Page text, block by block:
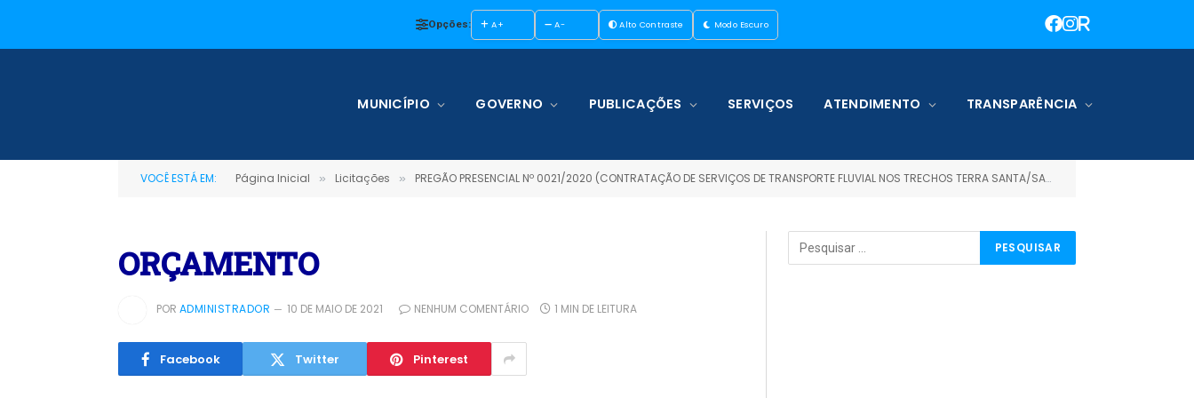
Opções: A+ A- Alto Contraste Modo Escuro
MUNICÍPIO GOVERNO PUBLICAÇÕES SERVIÇOS ATENDIMENTO TRANSPARÊNCIA
VOCÊ ESTÁ EM: Página Inicial » Licitações » PREGÃO PRESENCIAL Nº 0021/2020 (CONTRATAÇÃO DE SERVIÇOS DE TRANSPORTE FLUVIAL NOS TRECHOS TERRA SANTA/SANTARÉM/TERRA SANTA, TERRA SANTA/PARINTINS/TERRA SANTA, TERRA SANTA/JURUTI/TERRA SANTA E TERRA SANTA/ORIXIMINÁ/TERRA SANTA, TERRA SANTA/ÓBIDOS/TERRASANTA)
ORÇAMENTO
POR ADMINISTRADOR 10 DE MAIO DE 2021 NENHUM COMENTÁRIO 1 MIN DE LEITURA
Facebook Twitter Pinterest